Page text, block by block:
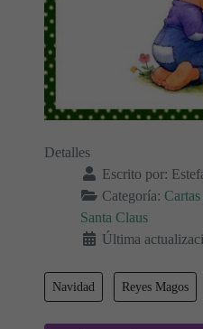
Detalles
Escrito por:
Categoría:
Santa Claus
Última
Navidad Reyes Magos